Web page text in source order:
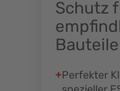
Schutz
Bauteile
Perfekter